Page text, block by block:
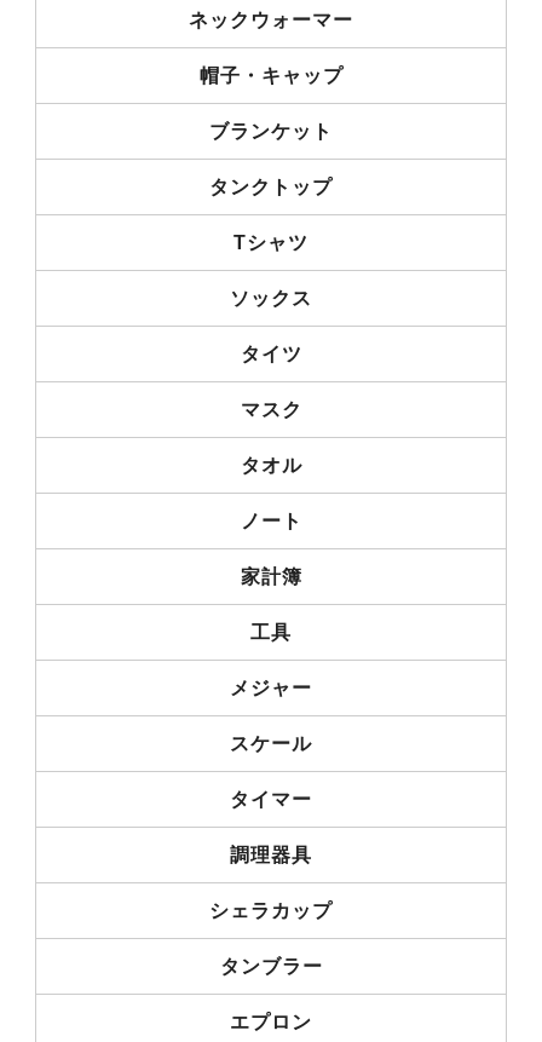
ネックウォーマー
帽子・キャップ
ブランケット
タンクトップ
Tシャツ
ソックス
タイツ
マスク
タオル
ノート
家計簿
工具
メジャー
スケール
タイマー
調理器具
シェラカップ
タンブラー
エプロン